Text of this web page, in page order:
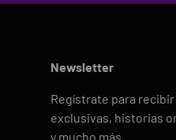
Newsletter
Regístrate para
exclusivas, historias
y mucho más.